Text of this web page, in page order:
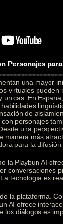
Personajes
una mayor
virtuales
únicas. En
de
personajes
una
manera más
para la
la Playbun AI
conversaciones
tecnología es
la plataforma.
AI ofrece
los diálogos es